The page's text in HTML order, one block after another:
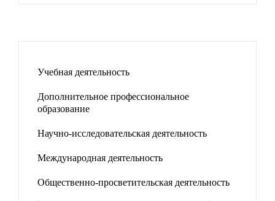
Учебная деятельность
Дополнительное профессиональное
образование
Научно-исследовательская деятельность
Международная деятельность
Общественно-просветительская деятельность